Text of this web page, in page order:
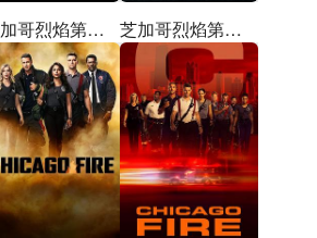
芝加哥烈焰第三季 芝加哥烈焰第四季